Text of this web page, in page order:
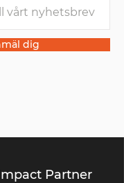
dig
Partner